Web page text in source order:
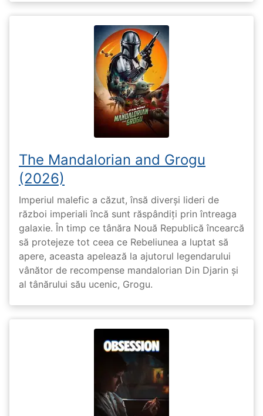
The Mandalorian and Grogu
(2026)
Imperiul malefic a căzut, însă diverși lideri de
război imperiali încă sunt răspândiți prin întreaga
galaxie. În timp ce tânăra Nouă Republică încearcă
să protejeze tot ceea ce Rebeliunea a luptat să
apere, aceasta apelează la ajutorul legendarului
vânător de recompense mandalorian Din Djarin și
al tânărului său ucenic, Grogu.